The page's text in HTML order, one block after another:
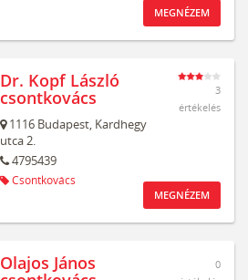
MEGNÉZEM
Dr. Kopf László
csontkovács
1116 Budapest, Kardhegy
utca 2.
4795439
Csontkovács
3
értékelés
MEGNÉZEM
Olajos János
0